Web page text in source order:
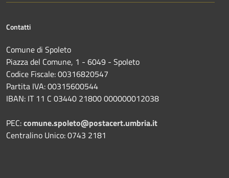
Contatti
Comune di Spoleto
Piazza del Comune, 1 - 6049 - Spoleto
Codice Fiscale: 00316820547
Partita IVA: 00315600544
IBAN: IT 11 C 03440 21800 000000012038
PEC:comune.spoleto@postacert.umbria.it
Centralino Unico: 0743 2181